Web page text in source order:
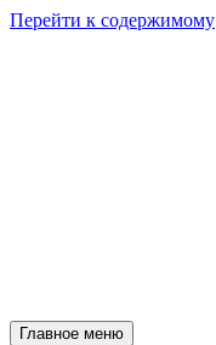
Перейти к содержимому
Главное меню